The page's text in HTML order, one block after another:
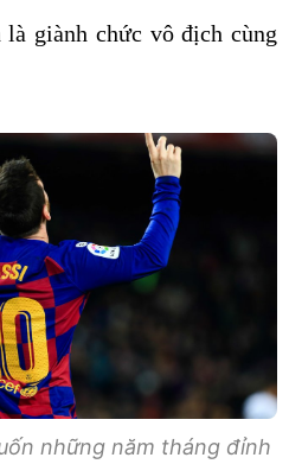
giành chức vô địch cùng
những năm tháng đỉnh